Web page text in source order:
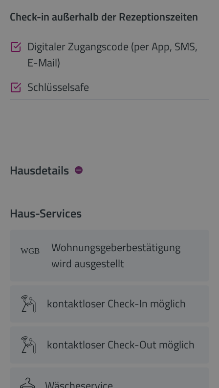
Check-in außerhalb der Rezeptionszeiten
Digitaler Zugangscode (per App, SMS,
E-Mail)
Schlüsselsafe
Hausdetails
Haus-Services
Wohnungsgeberbestätigung
wird ausgestellt
kontaktloser Check-In möglich
kontaktloser Check-Out möglich